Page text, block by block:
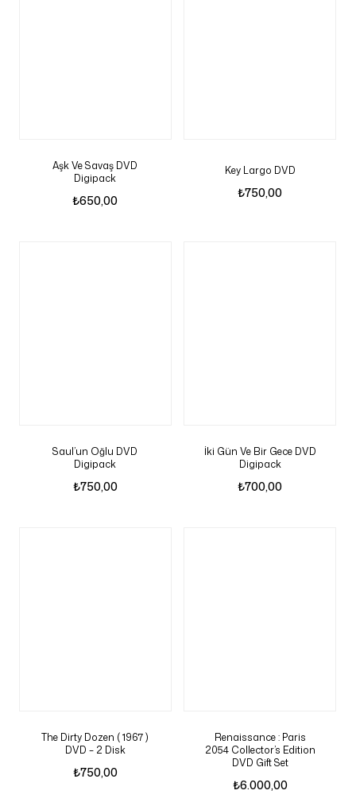
Aşk Ve Savaş DVD
Digipack
₺650,00
Key Largo DVD
₺750,00
Saul’un Oğlu DVD
Digipack
₺750,00
İki Gün Ve Bir Gece DVD
Digipack
₺700,00
The Dirty Dozen ( 1967 )
DVD – 2 Disk
₺750,00
Renaissance : Paris
2054 Collector’s Edition
DVD Gift Set
₺6.000,00